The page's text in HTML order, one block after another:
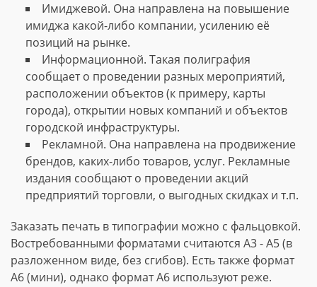
Имиджевой. Она направлена на повышение
имиджа какой-либо компании, усилению её
позиций на рынке.
Информационной. Такая полиграфия
сообщает о проведении разных мероприятий,
расположении объектов (к примеру, карты
города), открытии новых компаний и объектов
городской инфраструктуры.
Рекламной. Она направлена на продвижение
брендов, каких-либо товаров, услуг. Рекламные
издания сообщают о проведении акций
предприятий торговли, о выгодных скидках и т.п.
Заказать печать в типографии можно с фальцовкой.
Востребованными форматами считаются А3 - А5 (в
разложенном виде, без сгибов). Есть также формат
А6 (мини), однако формат А6 используют реже.